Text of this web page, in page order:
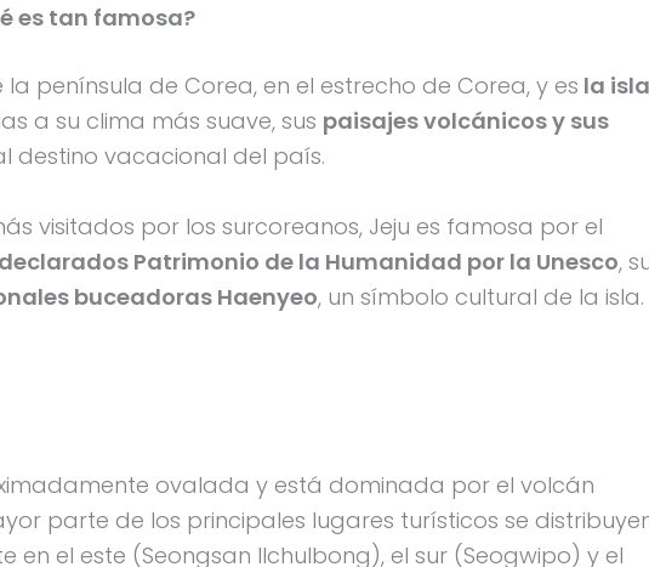
es tan famosa?
península de Corea, en el estrecho de Corea, y es la isla
a su clima más suave, sus paisajes volcánicos y sus
destino vacacional del país.
visitados por los surcoreanos, Jeju es famosa por el
Patrimonio de la Humanidad por la Unesco,
buceadoras Haenyeo, un símbolo cultural de la isla.
ovalada y está dominada por el volcán
parte de los principales lugares turísticos se
el este (Seongsan Ilchulbong), el sur (Seogwipo) y el